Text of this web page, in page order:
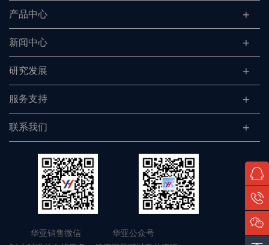
产品中心
新闻中心
研究发展
服务支持
联系我们
华亚销售微信 华亚公众号